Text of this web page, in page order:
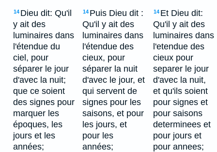
14 Dieu dit: Qu'il
y ait des
luminaires dans
l'étendue du
ciel, pour
séparer le jour
d'avec la nuit;
que ce soient
des signes pour
marquer les
époques, les
jours et les
années;
14 Puis Dieu dit :
Qu'il y ait des
luminaires dans
l'étendue des
cieux, pour
séparer la nuit
d'avec le jour, et
qui servent de
signes pour les
saisons, et pour
les jours, et
pour les
années;
14 Et Dieu dit:
Qu'il y ait des
luminaires dans
l'etendue des
cieux pour
separer le jour
d'avec la nuit,
et qu'ils soient
pour signes et
pour saisons
determinees et
pour jours et
pour annees;